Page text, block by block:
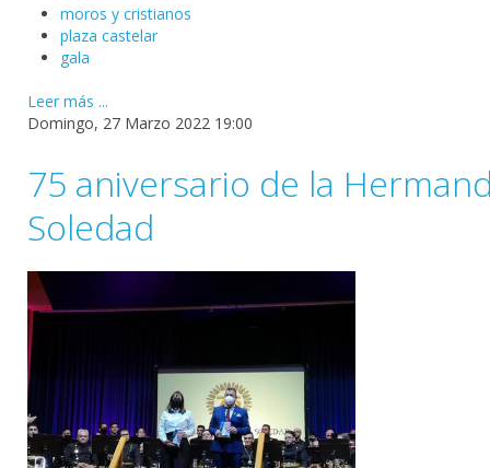
moros y cristianos
plaza castelar
gala
Leer más ...
Domingo, 27 Marzo 2022 19:00
75 aniversario de la
Soledad